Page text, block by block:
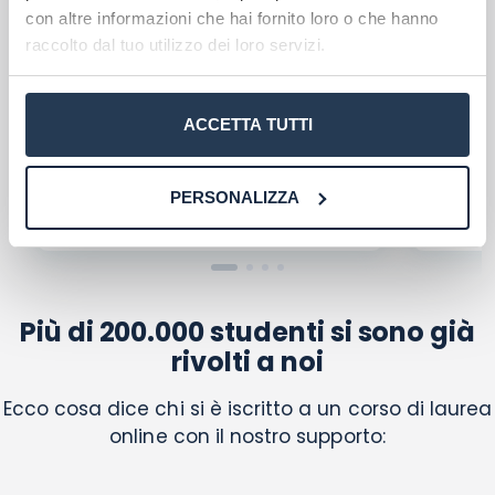
con altre informazioni che hai fornito loro o che hanno
raccolto dal tuo utilizzo dei loro servizi.
ACCETTA TUTTI
PERSONALIZZA
Ho letto e acconsento l' informativa
sulla privacy
Acconsento all'uso dei miei dati da parte di terzi
conferma e pubblica
Scegli il meglio PER TE
corso di laurea per le tue esigenze
grazie alla nostra conoscenza
approfondita di TUTTI gli atenei
telematici
ogni
Più di 200.000 studenti si sono già
rivolti a noi
Ecco cosa dice chi si è iscritto a un corso di laurea
online con il nostro supporto: